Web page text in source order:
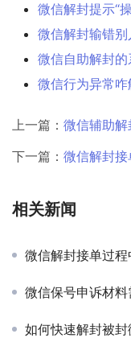
微信解封提示“
微信解封输错别
微信自助解封的
微信行为异常咋
上一篇： 微信辅助解
下一篇： 微信解封接
相关新闻
微信解封接单过程
微信保号申诉材料
如何快速解封被封